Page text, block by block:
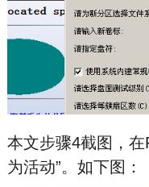
本文步骤4截图，
为活动”。如下图：